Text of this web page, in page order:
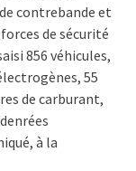
contrebande et
de sécurité
856 véhicules,
55
de carburant,
à la